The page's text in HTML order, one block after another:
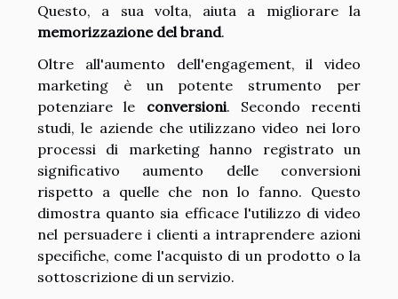
Questo, a sua volta, aiuta a migliorare la
memorizzazione del brand.
Oltre all'aumento dell'engagement, il video
marketing è un potente strumento per
potenziare le conversioni. Secondo recenti
studi, le aziende che utilizzano video nei loro
processi di marketing hanno registrato un
significativo aumento delle conversioni
rispetto a quelle che non lo fanno. Questo
dimostra quanto sia efficace l'utilizzo di video
nel persuadere i clienti a intraprendere azioni
specifiche, come l'acquisto di un prodotto o la
sottoscrizione di un servizio.